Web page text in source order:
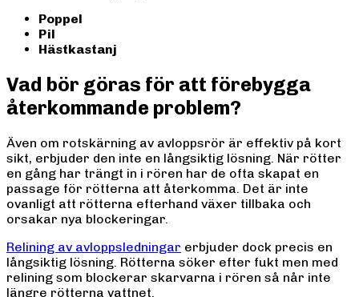
Poppel
Pil
Hästkastanj
Vad bör göras för att förebygga
återkommande problem?
Även om rotskärning av avloppsrör är effektiv på kort
sikt, erbjuder den inte en långsiktig lösning. När rötter
en gång har trängt in i rören har de ofta skapat en
passage för rötterna att återkomma. Det är inte
ovanligt att rötterna efterhand växer tillbaka och
orsakar nya blockeringar.
Relining av avloppsledningar erbjuder dock precis en
långsiktig lösning. Rötterna söker efter fukt men med
relining som blockerar skarvarna i rören så når inte
längre rötterna vattnet.